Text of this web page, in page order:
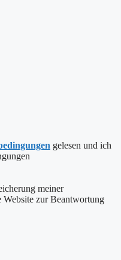
gelesen und ich
meiner
Website zur Beantwortung